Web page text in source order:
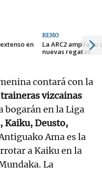
en
REMO
La ARC2 amplía
nuevas regatas
contará con la
vizcainas
bogarán en la Liga
Kaiku, Deusto,
Ama es la
a Kaiku en la
La